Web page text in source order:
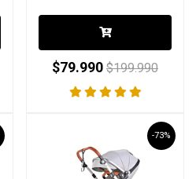
$79.990 $199.990
-73%